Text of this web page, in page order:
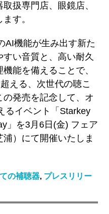
扱専門店、眼鏡店、
す。
AI機能が生み出す新た
い音質と、高い耐久
能を備えることで、
える、次世代の聴こ
発売を記念して、オ
るイベント「Starkey
」を3月6日(金) フェア
）にて開催いたしま
の補聴器, プレスリリー